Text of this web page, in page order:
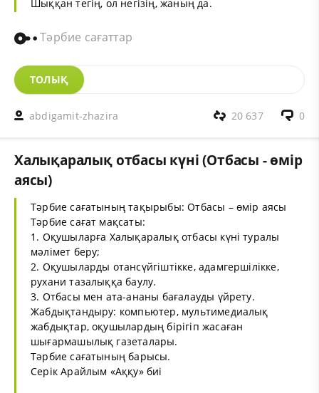
Шыққан тегің, ол негізің, жаның да.
Тәрбие сағаттар
ТОЛЫҚ
abdigamit-zhazira 0
20 637
Халықаралық отбасы күні (Отбасы - өмір
аясы)
Тәрбие сағатының тақырыбы: Отбасы – өмір аясы
Тәрбие сағат мақсаты:
1. Оқушыларға Халықаралық отбасы күні туралы
мәлімет беру;
2. Оқушыларды отансүйгіштікке, адамгершілікке,
рухани тазалыққа баулу.
3. Отбасы мен ата-ананы бағалауды үйрету.
Жабдықтандыру: компьютер, мультимедиалық
жабдықтар, оқушылардың бірігіп жасаған
шығармашылық газеталары.
Тәрбие сағатының барысы.
Серік Арайлым «Аққу» биі